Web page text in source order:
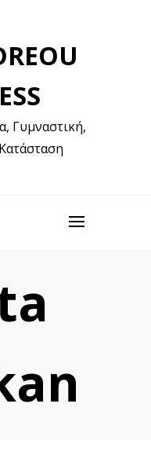
Γυμναστική,